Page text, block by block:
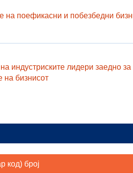
поефикасни и побезбедни
индустриските лидери заедно за
бизнисот
код) број